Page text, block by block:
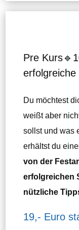
Pre
Du möchtest
weißt aber
sollst und was
erhältst du
von der
erfolgreichen
nützliche
19,- Euro